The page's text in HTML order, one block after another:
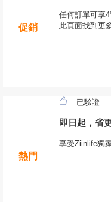
促銷
任何訂單可享
此頁面找到更
熱門
已驗證
即日起，省
享受Ziinlife獨